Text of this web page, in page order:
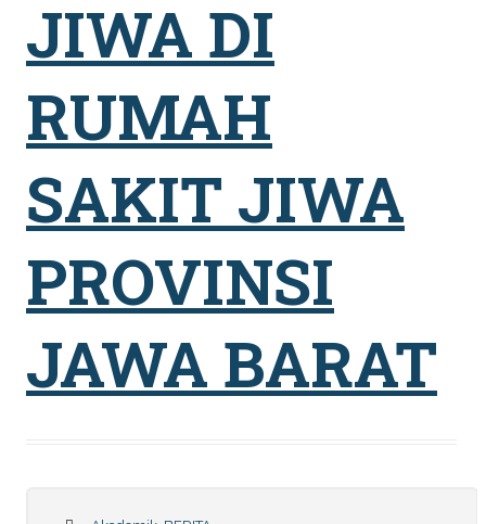
JIWA DI
RUMAH
SAKIT JIWA
PROVINSI
JAWA BARAT